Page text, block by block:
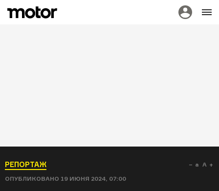
РЕПОРТАЖ
ОПУБЛИКОВАНО 19 ИЮНЯ 2024, 07:00
a A